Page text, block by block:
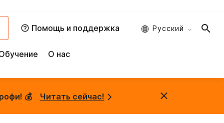
Помощь и поддержка Русский
О нас
💰 Читать сейчас!